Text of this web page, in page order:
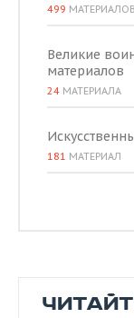
499 МАТЕРИАЛОВ
Великие
материалов
24 МАТЕРИАЛА
181 МАТЕРИАЛ